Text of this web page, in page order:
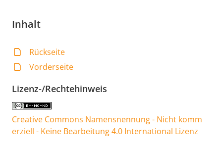
Inhalt
Rückseite
Vorderseite
Lizenz-/Rechtehinweis
Creative Commons Namensnennung - Nicht komm
erziell - Keine Bearbeitung 4.0 International Lizenz